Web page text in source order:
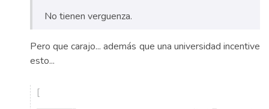
No tienen verguenza.
Pero que carajo... además que una universidad incentive
esto...
[